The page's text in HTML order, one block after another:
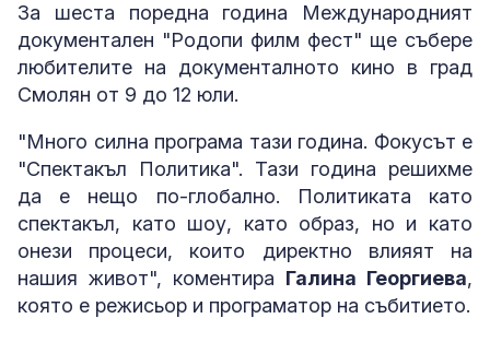
За шеста поредна година Международният
документален "Родопи филм фест" ще събере
любителите на документалното кино в град
Смолян от 9 до 12 юли.
"Много силна програма тази година. Фокусът е
"Спектакъл Политика". Тази година решихме
да е нещо по-глобално. Политиката като
спектакъл, като шоу, като образ, но и като
онези процеси, които директно влияят на
нашия живот", коментира Галина Георгиева,
която е режисьор и програматор на събитието.